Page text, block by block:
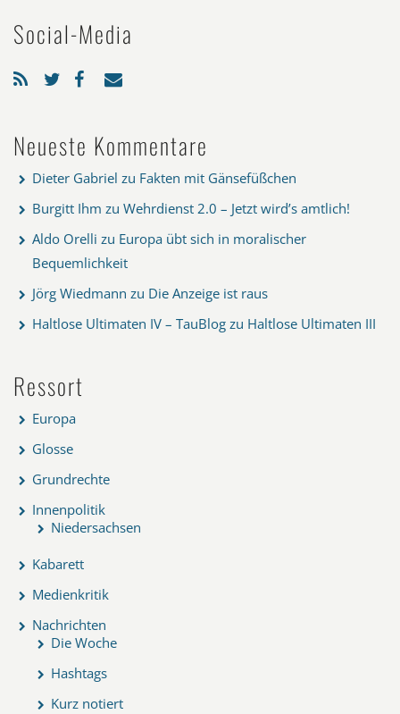
Social-Media
Neueste Kommentare
Dieter Gabriel zu Fakten mit Gänsefüßchen
Burgitt Ihm zu Wehrdienst 2.0 – Jetzt wird’s amtlich!
Aldo Orelli zu Europa übt sich in moralischer
Bequemlichkeit
Jörg Wiedmann zu Die Anzeige ist raus
Haltlose Ultimaten IV – TauBlog zu Haltlose Ultimaten III
Ressort
Europa
Glosse
Grundrechte
Innenpolitik
Niedersachsen
Kabarett
Medienkritik
Nachrichten
Die Woche
Hashtags
Kurz notiert